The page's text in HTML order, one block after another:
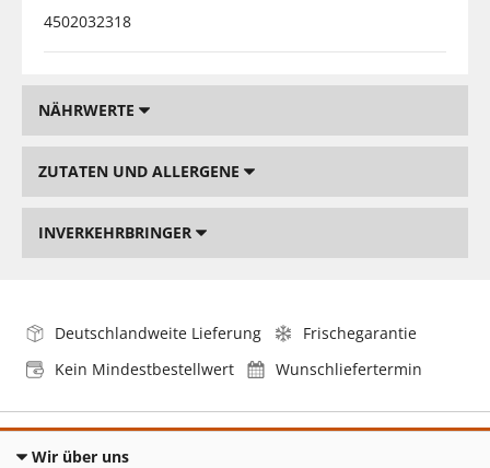
4502032318
NÄHRWERTE
ZUTATEN UND ALLERGENE
INVERKEHRBRINGER
Deutschlandweite Lieferung
Frischegarantie
Kein Mindestbestellwert
Wunschliefertermin
Wir über uns